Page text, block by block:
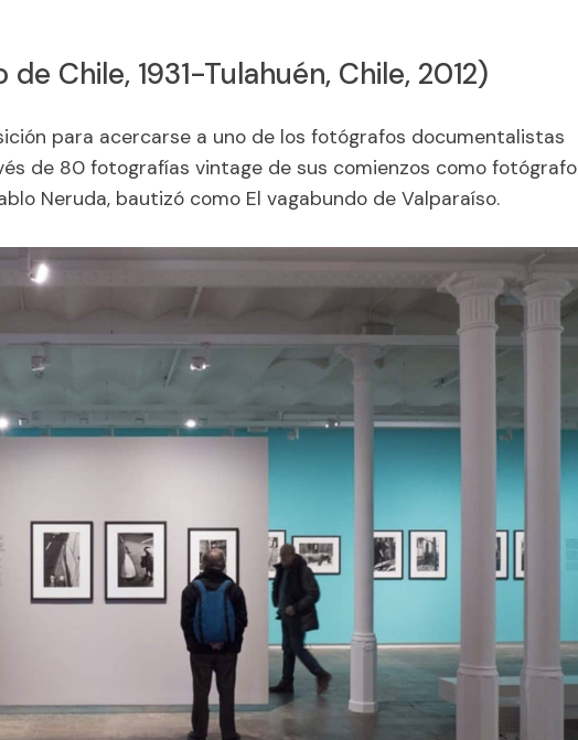
Chile, 1931-Tulahuén, Chile, 2012)
para acercarse a uno de los fotógrafos documentalistas
de 80 fotografías vintage de sus comienzos como fotógrafo
Neruda, bautizó como El vagabundo de Valparaíso.